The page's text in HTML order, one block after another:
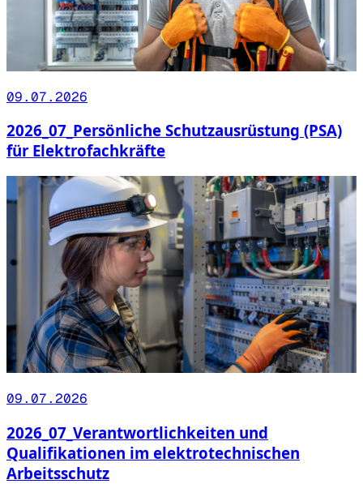
09.07.2026
2026_07_Persönliche Schutzausrüstung (PSA)
für Elektrofachkräfte
09.07.2026
2026_07_Verantwortlichkeiten und
Qualifikationen im elektrotechnischen
Arbeitsschutz